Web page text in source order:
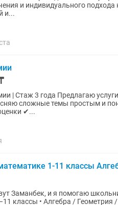
и индивидуального подхода к каждому
и...
репетитора по химии для учеников 7–11
✔...
1-11 классы
Заманбек, и я помогаю